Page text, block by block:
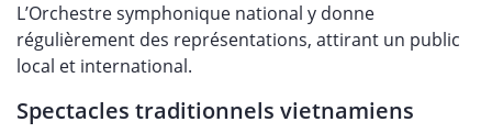
L’Orchestre symphonique national y donne
régulièrement des représentations, attirant un public
local et international.
Spectacles traditionnels vietnamiens